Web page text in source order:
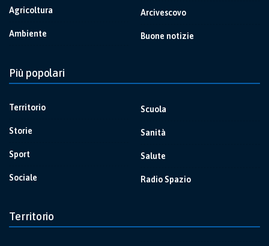
Agricoltura
Ambiente
Arcivescovo
Buone notizie
Più popolari
Territorio
Storie
Sport
Sociale
Scuola
Sanità
Salute
Radio Spazio
Territorio